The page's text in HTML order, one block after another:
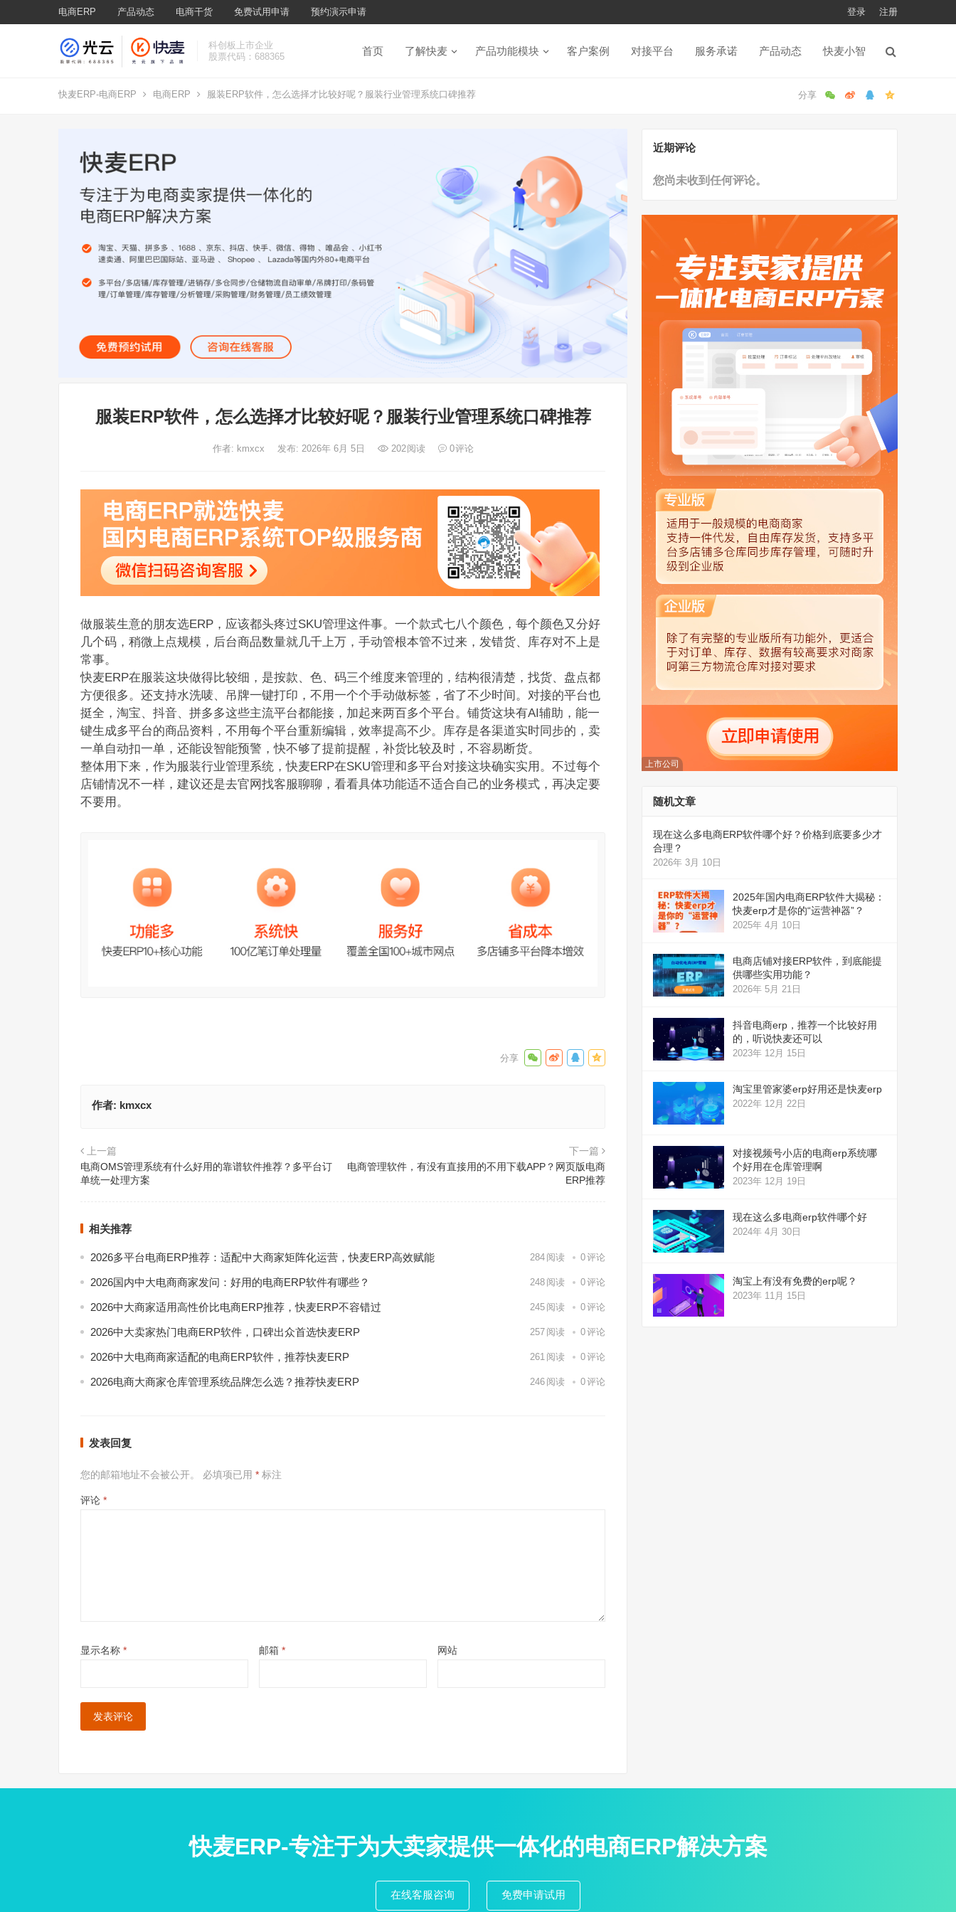
电商ERP 产品动态 电商干货 免费试用申请 预约演示申请 登录 注册
科创板上市企业
股票代码：688365
首页 了解快麦 产品功能模块 客户案例 对接平台 服务承诺 产品动态 快麦小智
快麦ERP-电商ERP 电商ERP 服装ERP软件，怎么选择才比较好呢？服装行业管理系统口碑推荐
服装ERP软件，怎么选择才比较好呢？服装行业管理系统口碑推荐
作者: kmxcx 发布: 2026年 6月 5日 202阅读 0评论
做服装生意的朋友选ERP，应该都头疼过SKU管理这件事。一个款式七八个颜色，每个颜色又分好
几个码，稍微上点规模，后台商品数量就几千上万，手动管根本管不过来，发错货、库存对不上是
常事。
快麦ERP在服装这块做得比较细，是按款、色、码三个维度来管理的，结构很清楚，找货、盘点都
方便很多。还支持水洗唛、吊牌一键打印，不用一个个手动做标签，省了不少时间。对接的平台也
挺全，淘宝、抖音、拼多多这些主流平台都能接，加起来两百多个平台。铺货这块有AI辅助，能一
键生成多平台的商品资料，不用每个平台重新编辑，效率提高不少。库存是各渠道实时同步的，卖
一单自动扣一单，还能设智能预警，快不够了提前提醒，补货比较及时，不容易断货。
整体用下来，作为服装行业管理系统，快麦ERP在SKU管理和多平台对接这块确实实用。不过每个
店铺情况不一样，建议还是去官网找客服聊聊，看看具体功能适不适合自己的业务模式，再决定要
不要用。
作者: kmxcx
上一篇
电商OMS管理系统有什么好用的靠谱软件推荐？多平台订
单统一处理方案
下一篇
电商管理软件，有没有直接用的不用下载APP？网页版电商
ERP推荐
相关推荐
2026多平台电商ERP推荐：适配中大商家矩阵化运营，快麦ERP高效赋能 284 阅读 0评论
2026国内中大电商商家发问：好用的电商ERP软件有哪些？ 248 阅读 0评论
2026中大商家适用高性价比电商ERP推荐，快麦ERP不容错过 245 阅读 0评论
2026中大卖家热门电商ERP软件，口碑出众首选快麦ERP 257 阅读 0评论
2026中大电商商家适配的电商ERP软件，推荐快麦ERP 261 阅读 0评论
2026电商大商家仓库管理系统品牌怎么选？推荐快麦ERP 246 阅读 0评论
发表回复
您的邮箱地址不会被公开。 必填项已用 * 标注
评论 *
显示名称 * 邮箱 * 网站
近期评论
您尚未收到任何评论。
上市公司
随机文章
现在这么多电商ERP软件哪个好？价格到底要多少才
合理？
2026年 3月 10日
2025年国内电商ERP软件大揭秘：
快麦erp才是你的“运营神器”？
2025年 4月 10日
电商店铺对接ERP软件，到底能提
供哪些实用功能？
2026年 5月 21日
抖音电商erp，推荐一个比较好用
的，听说快麦还可以
2023年 12月 15日
淘宝里管家婆erp好用还是快麦erp
2022年 12月 22日
对接视频号小店的电商erp系统哪
个好用在仓库管理啊
2023年 12月 19日
现在这么多电商erp软件哪个好
2024年 4月 30日
淘宝上有没有免费的erp呢？
2023年 11月 15日
快麦ERP-专注于为大卖家提供一体化的电商ERP解决方案
在线客服咨询 免费申请试用